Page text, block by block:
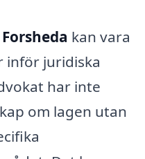
kan vara
inför juridiska
har inte
om lagen utan